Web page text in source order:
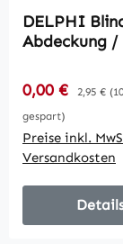
DELPHI
Abdeckung /
0,00 € 2,95 €
gespart)
Preise inkl.
Versandkosten